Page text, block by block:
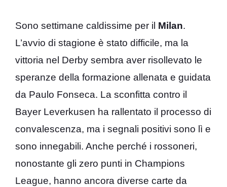
Sono settimane caldissime per il Milan.
L’avvio di stagione è stato difficile, ma la
vittoria nel Derby sembra aver risollevato le
speranze della formazione allenata e guidata
da Paulo Fonseca. La sconfitta contro il
Bayer Leverkusen ha rallentato il processo di
convalescenza, ma i segnali positivi sono lì e
sono innegabili. Anche perché i rossoneri,
nonostante gli zero punti in Champions
League, hanno ancora diverse carte da